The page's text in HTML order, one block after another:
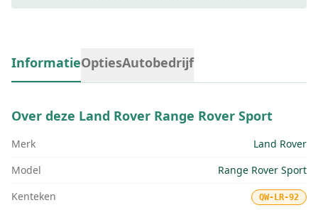
InformatieOptiesAutobedrijf
Over deze Land Rover Range Rover Sport
Merk
Land Rover
Model
Range Rover Sport
Kenteken
QW-LR-92